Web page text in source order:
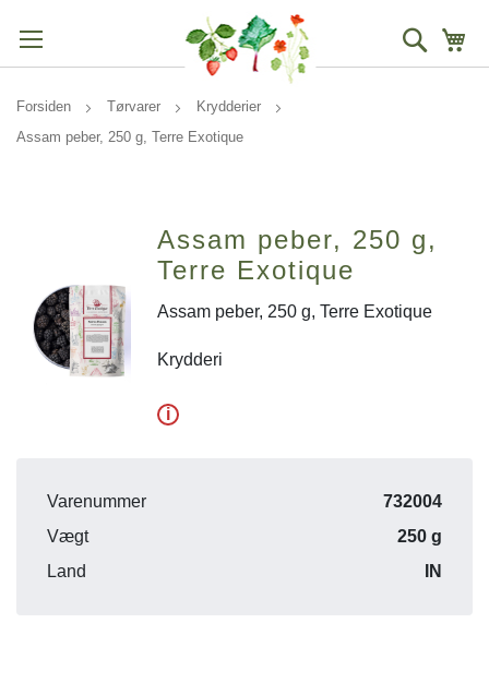
Søg
Forsiden Tørvarer
Krydderier
Assam peber, 250 g, Terre Exotique
Assam peber, 250 g,
Terre Exotique
Assam peber, 250 g, Terre Exotique
Krydderi
i
Varenummer
732004
Vægt
250 g
Land
IN